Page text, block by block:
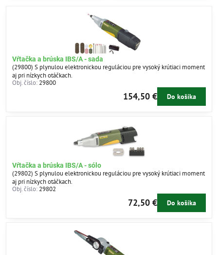
Vŕtačka a brúska IBS/A - sada
(29800) S plynulou elektronickou reguláciou pre vysoký krútiaci moment
aj pri nízkych otáčkach.
Obj. číslo: 29800
154,50 € Do košíka
Vŕtačka a brúska IBS/A - sólo
(29802) S plynulou elektronickou reguláciou pre vysoký krútiaci moment
aj pri nízkych otáčkach.
Obj. číslo: 29802
72,50 € Do košíka